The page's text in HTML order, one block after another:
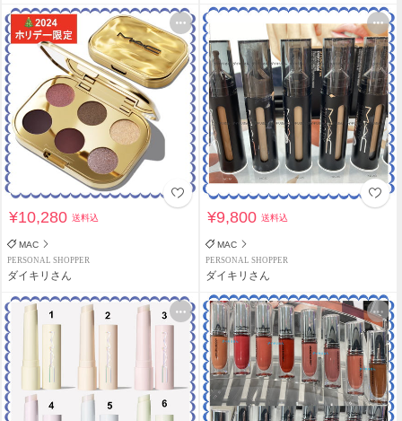
¥10,280送料込
MAC
PERSONAL SHOPPER
ダイキリさん
¥9,800送料込
MAC
PERSONAL SHOPPER
ダイキリさん